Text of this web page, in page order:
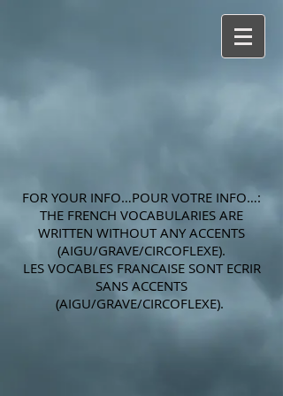
FOR YOUR INFO…POUR VOTRE INFO…:
THE FRENCH VOCABULARIES ARE
WRITTEN WITHOUT ANY ACCENTS
(AIGU/GRAVE/CIRCOFLEXE).
LES VOCABLES FRANCAISE SONT ECRIR
SANS ACCENTS
(AIGU/GRAVE/CIRCOFLEXE).